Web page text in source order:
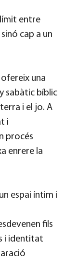
entre
cap a un
ofereix una
sabàtic bíblic
i el jo. A
i
procés
enrere la
espai íntim i
fils
i identitat